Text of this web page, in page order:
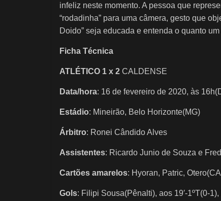
infeliz neste momento. A pessoa que
“rodadinha” para uma câmera, gesto que
Doido” seja educada e entenda o quanto
Ficha Técnica
ATLÉTICO 1 x 2 CALDENSE
Data/hora: 16 de fevereiro de 2020, às
Estádio: Mineirão, Belo Horizonte(MG)
Árbitro: Ronei Cândido Alves
Assistentes: Ricardo Junio de Souza e
Cartões amarelos: Hyoran, Patric,
Gols: Filipi Sousa(Pênalti), aos 19′-1ºT(0-